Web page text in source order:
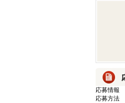
応募情報
応募方法